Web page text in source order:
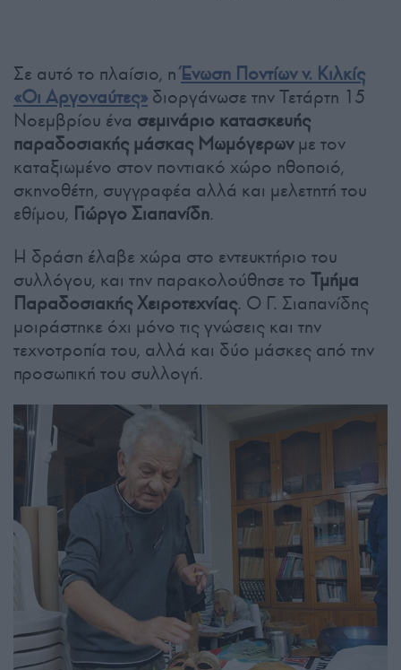
Σε αυτό το πλαίσιο, ηΈνωση Ποντίων ν. Κιλκίς
«Οι Αργοναύτες» διοργάνωσε την Τετάρτη 15
Νοεμβρίου ένα σεμινάριο κατασκευής
παραδοσιακής μάσκας Μωμόγερωνμε τον
καταξιωμένο στον ποντιακό χώρο ηθοποιό,
σκηνοθέτη, συγγραφέα αλλά και μελετητή του
εθίμου, Γιώργο Σιαπανίδη.
Η δράση έλαβε χώρα στο εντευκτήριο του
συλλόγου, και την παρακολούθησε το Τμήμα
Παραδοσιακής Χειροτεχνίας. Ο Γ. Σιαπανίδης
μοιράστηκε όχι μόνο τις γνώσεις και την
τεχνοτροπία του, αλλά και δύο μάσκες από την
προσωπική του συλλογή.